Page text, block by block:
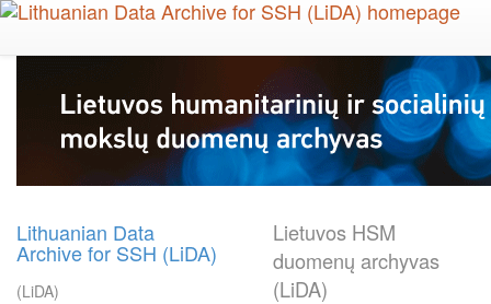
Skip
main
Lithuanian Data
Archive for SSH (LiDA)
(LiDA)
Lietuvos HSM
duomenų archyvas
(LiDA)